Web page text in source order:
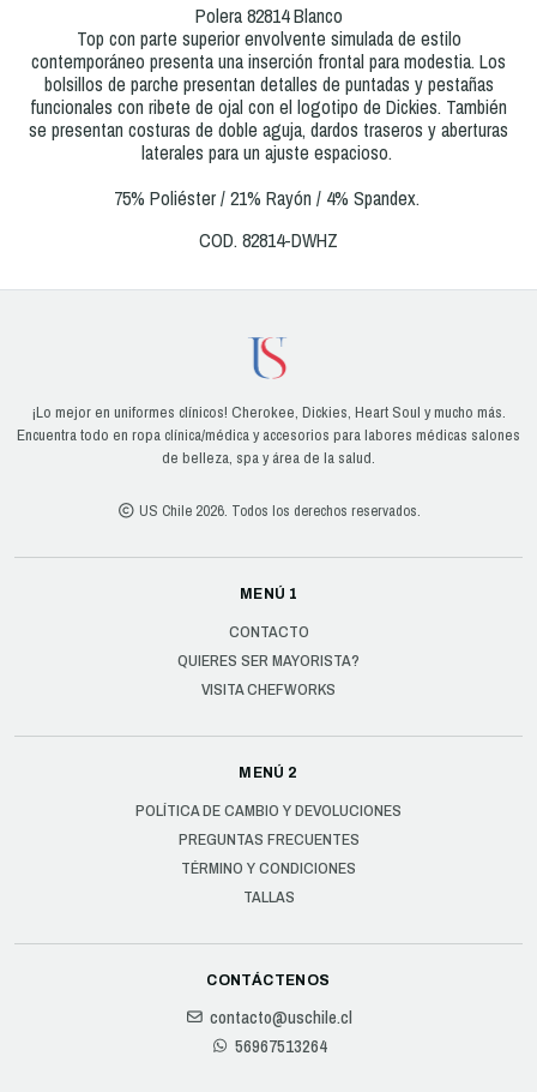
Polera 82814 Blanco
Top con parte superior envolvente simulada de estilo
contemporáneo presenta una inserción frontal para modestia. Los
bolsillos de parche presentan detalles de puntadas y pestañas
funcionales con ribete de ojal con el logotipo de Dickies. También
se presentan costuras de doble aguja, dardos traseros y aberturas
laterales para un ajuste espacioso.
75% Poliéster / 21% Rayón / 4% Spandex.
COD. 82814-DWHZ
¡Lo mejor en uniformes clínicos! Cherokee, Dickies, Heart Soul y mucho más.
Encuentra todo en ropa clínica/médica y accesorios para labores médicas salones
de belleza, spa y área de la salud.
US Chile 2026. Todos los derechos reservados.
MENÚ 1
CONTACTO
QUIERES SER MAYORISTA?
VISITA CHEFWORKS
MENÚ 2
POLÍTICA DE CAMBIO Y DEVOLUCIONES
PREGUNTAS FRECUENTES
TÉRMINO Y CONDICIONES
TALLAS
CONTÁCTENOS
contacto@uschile.cl
56967513264